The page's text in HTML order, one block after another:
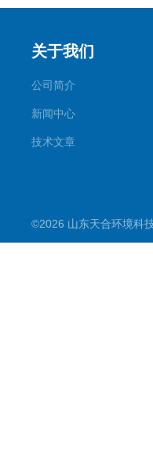
关于我们
公司简介
新闻中心
技术文章
©2026 山东天合环境